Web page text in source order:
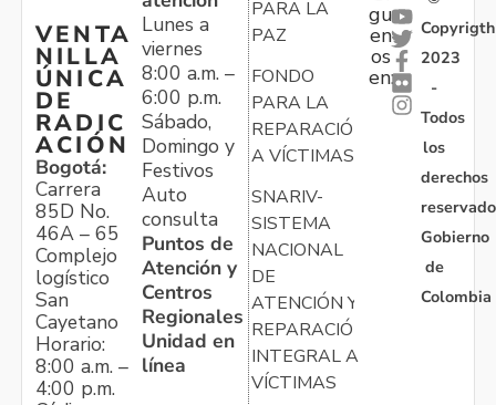
VENTA
NILLA
ÚNICA
DE
RADIC
ACIÓN
Bogotá:
Carrera
85D No.
46A – 65
Complejo
logístico
San
Cayetano
Horario:
8:00 a.m. –
4:00 p.m.
Lunes a
viernes
8:00 a.m. –
6:00 p.m.
Sábado,
Domingo y
Festivos
Auto
consulta
Puntos de
Atención y
Centros
Regionales
Unidad en
línea
PARA LA
PAZ
FONDO
PARA LA
REPARACIÓN
A VÍCTIMAS
SNARIV-
SISTEMA
NACIONAL
DE
ATENCIÓN Y
REPARACIÓN
INTEGRAL A
VÍCTIMAS
gu
en
os
en:
Copyrigth
2023
-
Todos
los
derechos
Gobierno
de
Colombia